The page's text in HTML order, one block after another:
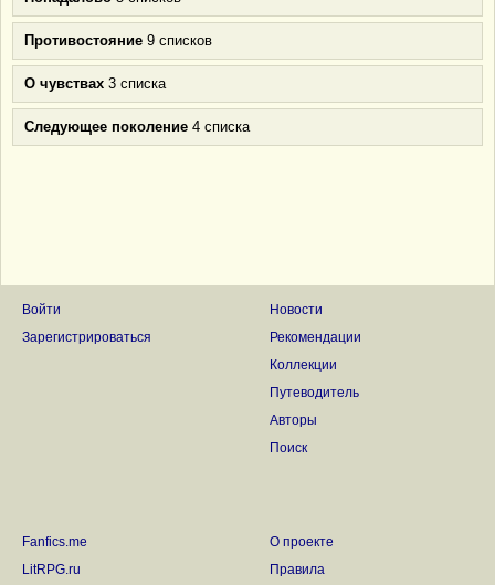
Противостояние 9 списков
О чувствах 3 списка
Следующее поколение 4 списка
Войти
Зарегистрироваться
Новости
Рекомендации
Коллекции
Путеводитель
Авторы
Поиск
Fanfics.me
LitRPG.ru
О проекте
Правила